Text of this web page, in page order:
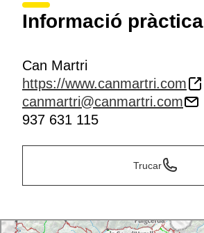
Informació pràctica
Can Martri
https://www.canmartri.com
canmartri@canmartri.com
937 631 115
Trucar